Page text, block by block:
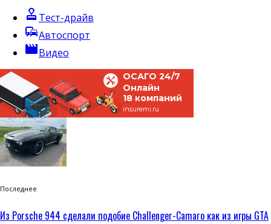
approval Тест-драйв
commuteАвтоспорт
movieВидео
ОСАГО 24/7
Онлайн
18 компаний
insuremi.ru
Последнее
Из Porsche 944 сделали подобие Challenger-Camaro как из игры GTA